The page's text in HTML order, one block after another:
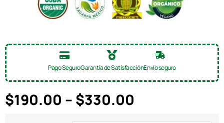
Pago SeguroGarantía de SatisfacciónEnvío seguro
$190.00 – $330.00